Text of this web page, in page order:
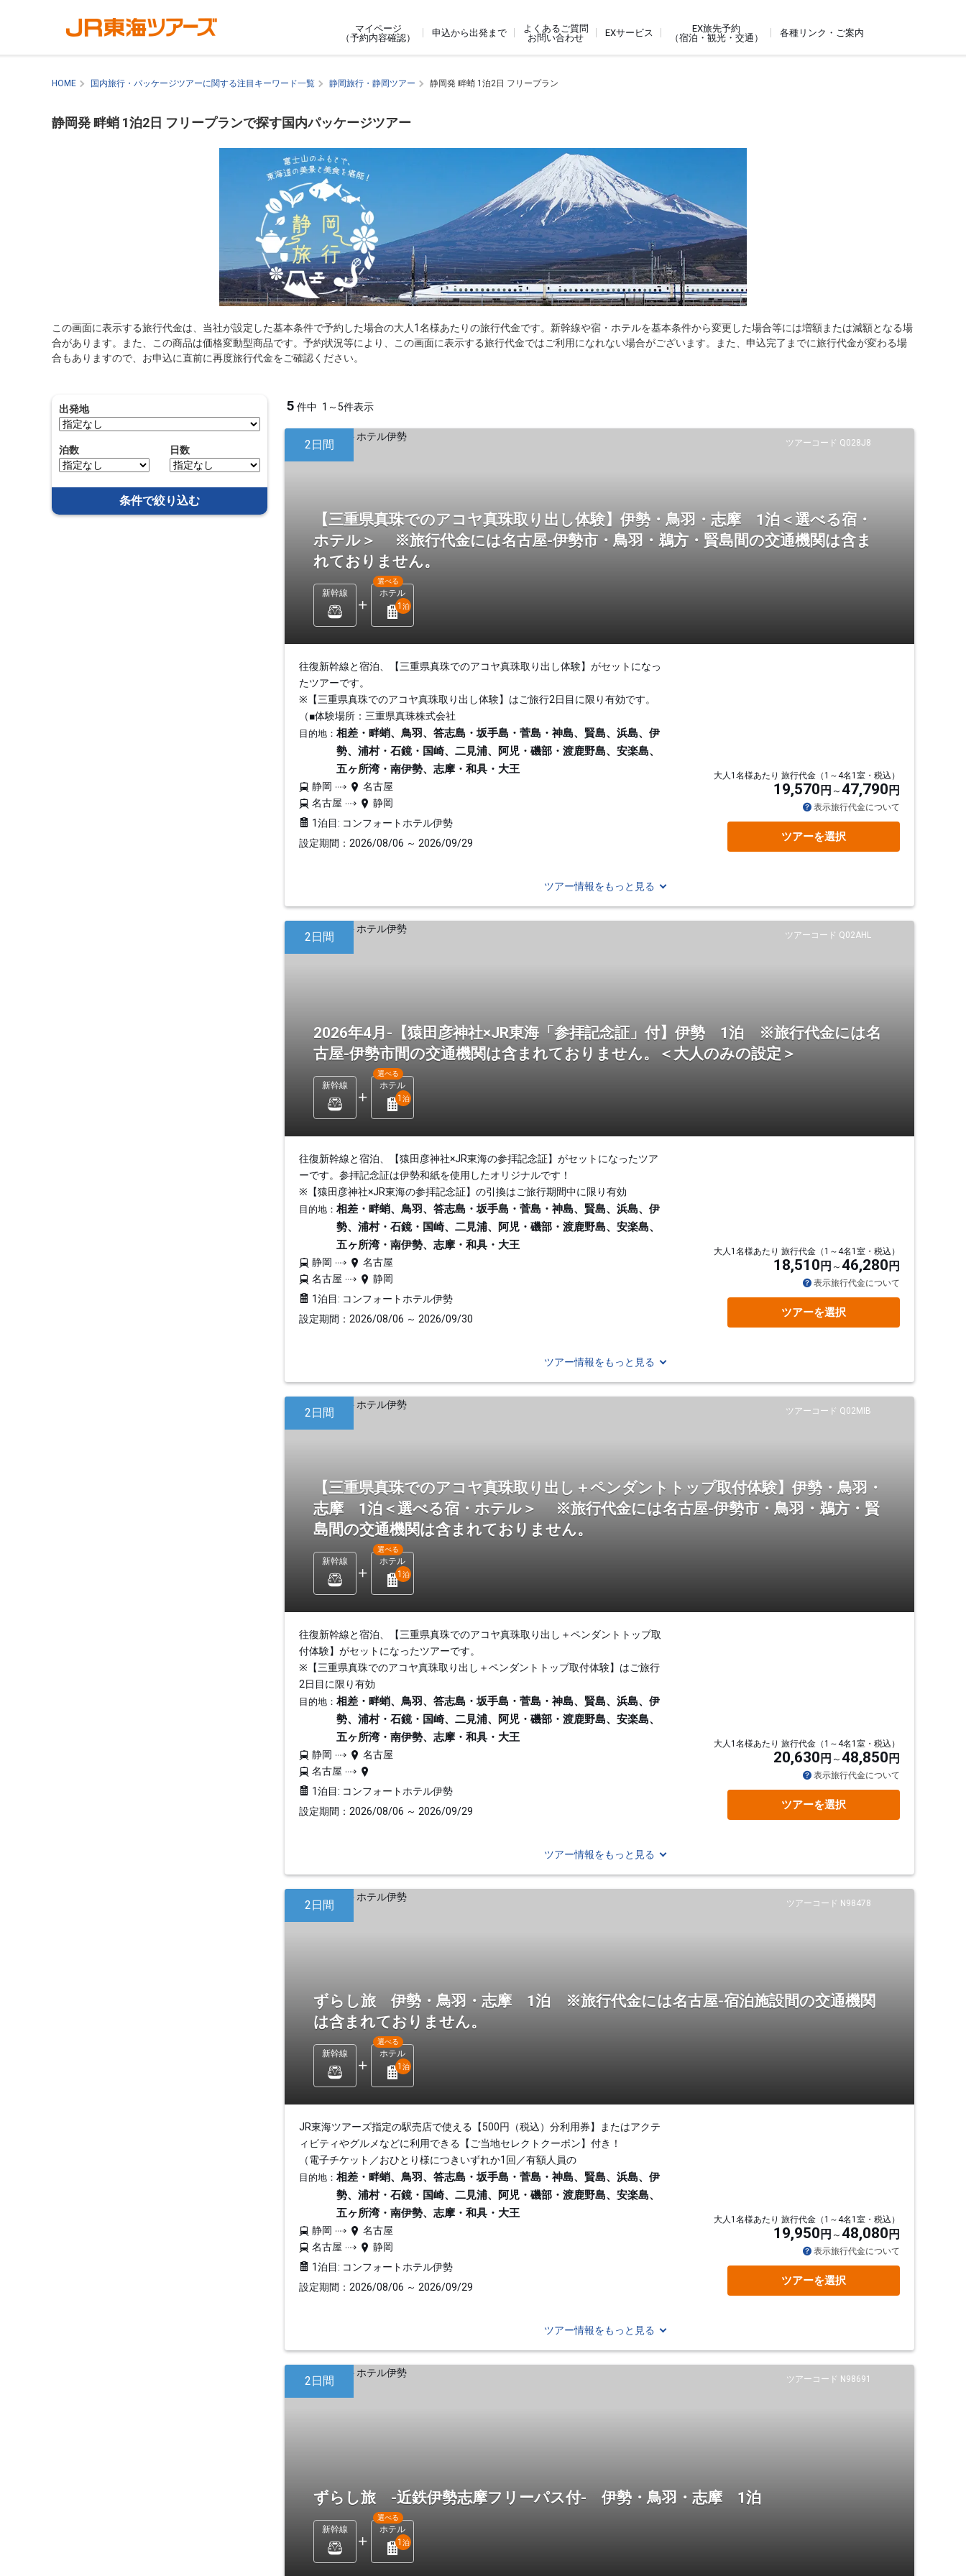
マイページ
（予約内容確認）
申込から出発まで
よくあるご質問
お問い合わせ
EXサービス
EX旅先予約
（宿泊・観光・交通）
各種リンク・ご案内
HOME 国内旅行・パッケージツアーに関する注目キーワード一覧 静岡旅行・静岡ツアー 静岡発 畔蛸 1泊2日 フリープラン
静岡発 畔蛸 1泊2日 フリープランで探す国内パッケージツアー
この画面に表示する旅行代金は、当社が設定した基本条件で予約した場合の大人1名様あたりの旅行代金です。新幹線や宿・ホテルを基本条件から変更した場合等には増額または減額となる場
合があります。また、この商品は価格変動型商品です。予約状況等により、この画面に表示する旅行代金ではご利用になれない場合がございます。また、申込完了までに旅行代金が変わる場
合もありますので、お申込に直前に再度旅行代金をご確認ください。
出発地
泊数 日数
条件で絞り込む
5 件中 1～5件表示
ツアーコード Q028J8
2日間
【三重県真珠でのアコヤ真珠取り出し体験】伊勢・鳥羽・志摩 1泊＜選べる宿・
ホテル＞ ※旅行代金には名古屋-伊勢市・鳥羽・鵜方・賢島間の交通機関は含ま
れておりません。
新幹線 ホテル
選べる
1 泊
往復新幹線と宿泊、【三重県真珠でのアコヤ真珠取り出し体験】がセットになっ
たツアーです。
※【三重県真珠でのアコヤ真珠取り出し体験】はご旅行2日目に限り有効です。
（■体験場所：三重県真珠株式会社
目的地： 相差・畔蛸、鳥羽、答志島・坂手島・菅島・神島、賢島、浜島、伊
勢、浦村・石鏡・国崎、二見浦、阿児・磯部・渡鹿野島、安楽島、
五ヶ所湾・南伊勢、志摩・和具・大王
静岡
名古屋
名古屋
静岡
1泊目: コンフォートホテル伊勢
設定期間：2026/08/06 ～ 2026/09/29
大人1名様あたり 旅行代金（1～4名1室・税込）
19,570 円 47,790 円
表示旅行代金について
ツアーを選択
ツアー情報をもっと見る
ツアーコード Q02AHL
2日間
2026年4月-【猿田彦神社×JR東海「参拝記念証」付】伊勢 1泊 ※旅行代金には名
古屋-伊勢市間の交通機関は含まれておりません。＜大人のみの設定＞
新幹線 ホテル
選べる
1 泊
往復新幹線と宿泊、【猿田彦神社×JR東海の参拝記念証】がセットになったツア
ーです。参拝記念証は伊勢和紙を使用したオリジナルです！
※【猿田彦神社×JR東海の参拝記念証】の引換はご旅行期間中に限り有効
目的地： 相差・畔蛸、鳥羽、答志島・坂手島・菅島・神島、賢島、浜島、伊
勢、浦村・石鏡・国崎、二見浦、阿児・磯部・渡鹿野島、安楽島、
五ヶ所湾・南伊勢、志摩・和具・大王
静岡
名古屋
名古屋
静岡
1泊目: コンフォートホテル伊勢
設定期間：2026/08/06 ～ 2026/09/30
大人1名様あたり 旅行代金（1～4名1室・税込）
18,510 円 46,280 円
表示旅行代金について
ツアーを選択
ツアー情報をもっと見る
ツアーコード Q02MIB
2日間
【三重県真珠でのアコヤ真珠取り出し＋ペンダントトップ取付体験】伊勢・鳥羽・
志摩 1泊＜選べる宿・ホテル＞ ※旅行代金には名古屋-伊勢市・鳥羽・鵜方・賢
島間の交通機関は含まれておりません。
新幹線 ホテル
選べる
1 泊
往復新幹線と宿泊、【三重県真珠でのアコヤ真珠取り出し＋ペンダントトップ取
付体験】がセットになったツアーです。
※【三重県真珠でのアコヤ真珠取り出し＋ペンダントトップ取付体験】はご旅行
2日目に限り有効
目的地： 相差・畔蛸、鳥羽、答志島・坂手島・菅島・神島、賢島、浜島、伊
勢、浦村・石鏡・国崎、二見浦、阿児・磯部・渡鹿野島、安楽島、
五ヶ所湾・南伊勢、志摩・和具・大王
静岡
名古屋
名古屋
1泊目: コンフォートホテル伊勢
設定期間：2026/08/06 ～ 2026/09/29
大人1名様あたり 旅行代金（1～4名1室・税込）
20,630 円 48,850 円
表示旅行代金について
ツアーを選択
ツアー情報をもっと見る
ツアーコード N98478
2日間
ずらし旅 伊勢・鳥羽・志摩 1泊 ※旅行代金には名古屋-宿泊施設間の交通機関
は含まれておりません。
新幹線 ホテル
選べる
1 泊
JR東海ツアーズ指定の駅売店で使える【500円（税込）分利用券】またはアクテ
ィビティやグルメなどに利用できる【ご当地セレクトクーポン】付き！
（電子チケット／おひとり様につきいずれか1回／有額人員の
目的地： 相差・畔蛸、鳥羽、答志島・坂手島・菅島・神島、賢島、浜島、伊
勢、浦村・石鏡・国崎、二見浦、阿児・磯部・渡鹿野島、安楽島、
五ヶ所湾・南伊勢、志摩・和具・大王
静岡
名古屋
名古屋
静岡
1泊目: コンフォートホテル伊勢
設定期間：2026/08/06 ～ 2026/09/29
大人1名様あたり 旅行代金（1～4名1室・税込）
19,950 円 48,080 円
表示旅行代金について
ツアーを選択
ツアー情報をもっと見る
ツアーコード N98691
2日間
ずらし旅 -近鉄伊勢志摩フリーパス付- 伊勢・鳥羽・志摩 1泊
新幹線 ホテル
選べる
1 泊